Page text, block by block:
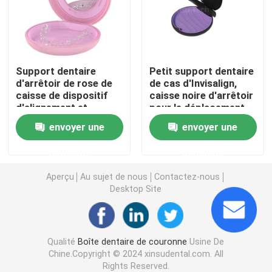
Articulateurs dentaires de laboratoire
Liens orthodontiques de ligature
Kit orthodontique de soin
Plateaux dentaires d'impressions
Kit de polissage dentaire
Brosse de nettoyage de dentier
Support dentaire
d'arrêtoir de rose de
caisse de dispositif
d'alignement et
d'arrêtoir autour de
forme envoyer une
Petit support dentaire
de cas d'Invisalign,
caisse noire d'arrêtoir
pour le déplacement
envoyer une
Aperçu Au sujet de nous
Contactez-nous
Desktop Site
Qualité Boîte dentaire de couronne Usine De
Chine.Copyright © 2024 xinsudental.com. All
Rights Reserved.